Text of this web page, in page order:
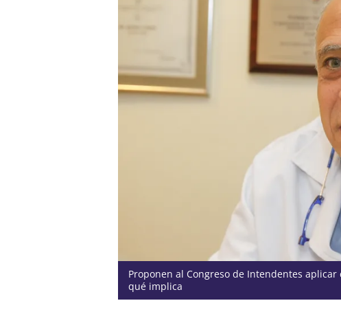
Proponen al Congreso de Intendentes
qué implica